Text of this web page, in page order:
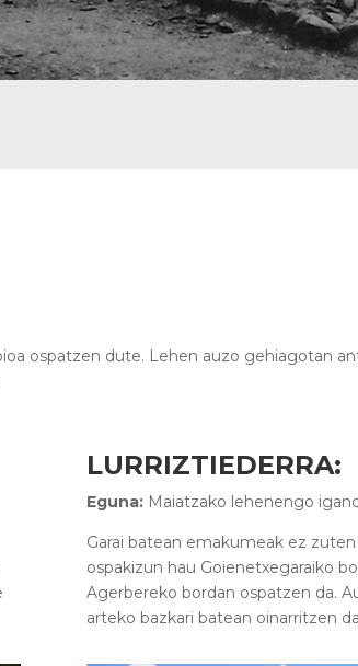
ospatzen dute. Lehen auzo gehiagotan
LURRIZTIEDERRA:
Eguna:Maiatzako lehenengo
Garai batean emakumeak ez
ospakizun hau Goienetxegaraiko
Agerbereko bordan ospatzen da.
arteko bazkari batean oinarritzen